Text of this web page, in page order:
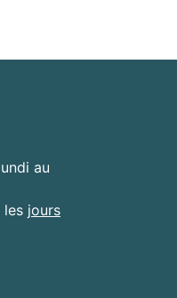
au
les jours